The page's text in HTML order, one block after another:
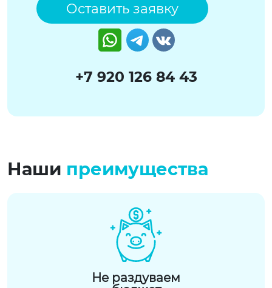
Оставить заявку
WatsappTelegram
VK
+7 920 126 84 43
Наши преимущества
Не раздуваем